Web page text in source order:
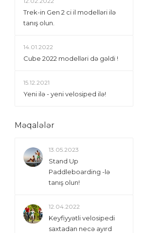
Trek-in Gen 2 ci il modelləri ilə
tanış olun.
14.01.2022
Сube 2022 modelləri də gəldi !
15.12.2021
Yeni ilə - yeni velosiped ilə!
Məqalələr
13.05.2023
Stand Up
Paddleboarding -lə
tanış olun!
12.04.2022
Keyfiyyətli velosipedi
saxtadan necə ayırd